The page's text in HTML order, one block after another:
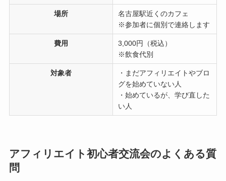
場所
名古屋駅近くのカフェ
※参加者に個別で連絡します
費用
3,000円（税込）
※飲食代別
対象者
・まだアフィリエイトやブロ
グを始めていない人
・始めているが、学び直した
い人
アフィリエイト初心者交流会のよくある質
問